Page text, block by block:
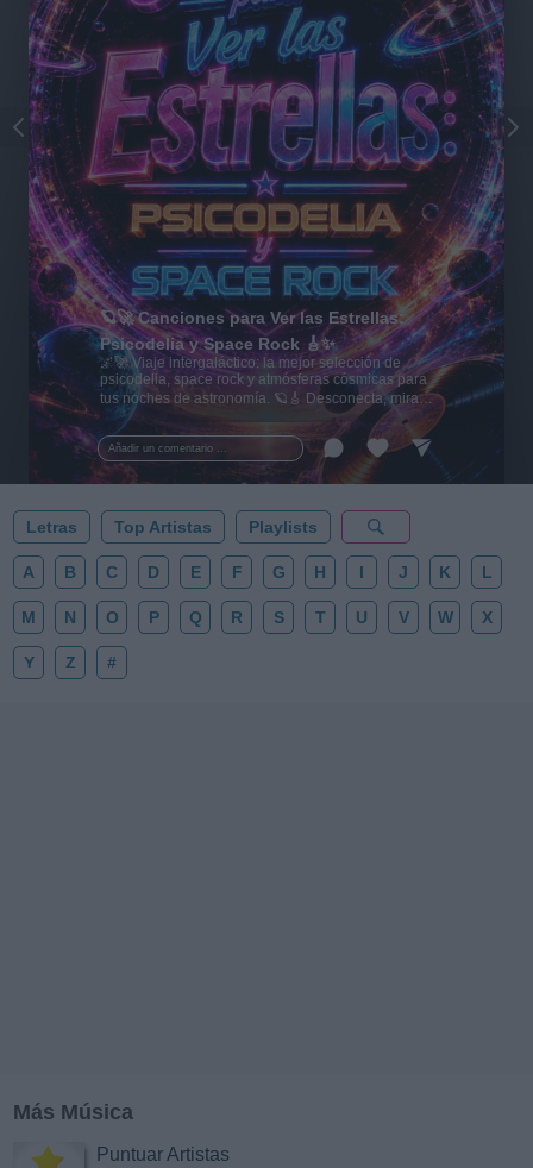
Añadir un comentario ...
🪐🚀 Canciones para Ver las Estrellas:
Psicodelia y Space Rock 🎸✨
🌌🚀 Viaje intergaláctico: la mejor selección de
psicodelia, space rock y atmósferas cósmicas para
tus noches de astronomía. 🪐🎸 Desconecta, mira
al firmamento y siente la gravedad cero. 💾 ¡Guarda
esta colección para tu próxima noche estrellada!
✨⭐
Letras Top Artistas Playlists
A B C D E F G H I J K L
M N O P Q R S T U V W X
Y Z #
Más Música
Puntuar Artistas